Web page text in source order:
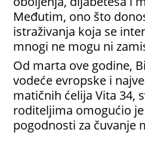
Međutim, ono što
istraživanja koja se
mnogi ne mogu ni
Od marta ove godine,
vodeće evropske i
matičnih ćelija Vita 34,
roditeljima omogućio
pogodnosti za čuvanje